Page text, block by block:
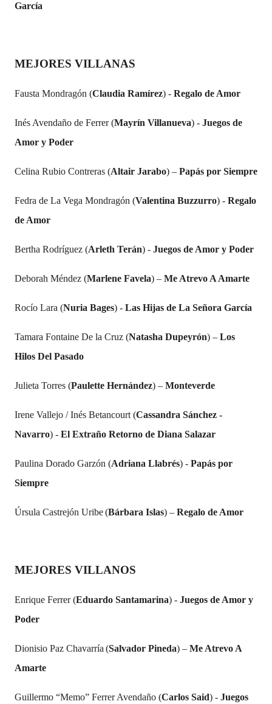
García
MEJORES VILLANAS
Fausta Mondragón (Claudia Ramírez) - Regalo de Amor
Inés Avendaño de Ferrer (Mayrín Villanueva) - Juegos de
Amor y Poder
Celina Rubio Contreras (Altair Jarabo) – Papás por Siempre
Fedra de La Vega Mondragón (Valentina Buzzurro) - Regalo
de Amor
Bertha Rodríguez (Arleth Terán) - Juegos de Amor y Poder
Deborah Méndez (Marlene Favela) – Me Atrevo A Amarte
Rocío Lara (Nuria Bages) - Las Hijas de La Señora García
Tamara Fontaine De la Cruz (Natasha Dupeyrón) – Los
Hilos Del Pasado
Julieta Torres (Paulette Hernández) – Monteverde
Irene Vallejo / Inés Betancourt (Cassandra Sánchez -
Navarro) - El Extraño Retorno de Diana Salazar
Paulina Dorado Garzón (Adriana Llabrés) - Papás por
Siempre
Úrsula Castrejón Uribe(Bárbara Islas) – Regalo de Amor
MEJORES VILLANOS
Enrique Ferrer (Eduardo Santamarina) - Juegos de Amor y
Poder
Dionisio Paz Chavarría (Salvador Pineda) – Me Atrevo A
Amarte
Guillermo “Memo” Ferrer Avendaño (Carlos Said) - Juegos